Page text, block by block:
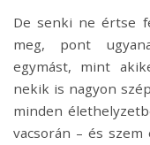
De senki ne értse
meg, pont
egymást, mint
nekik is nagyon
minden
vacsorán – és